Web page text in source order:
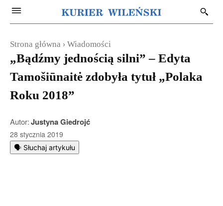
Strona główna Wiadomości
„Bądźmy jednością silni” – Edyta
Tamošiūnaitė zdobyła tytuł „Polaka
Roku 2018”
Autor:Justyna Giedrojć
28 stycznia 2019
🗣️ Słuchaj artykułu